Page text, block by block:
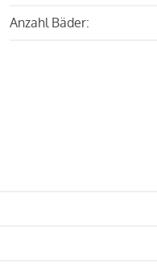
Anzahl Bäder: